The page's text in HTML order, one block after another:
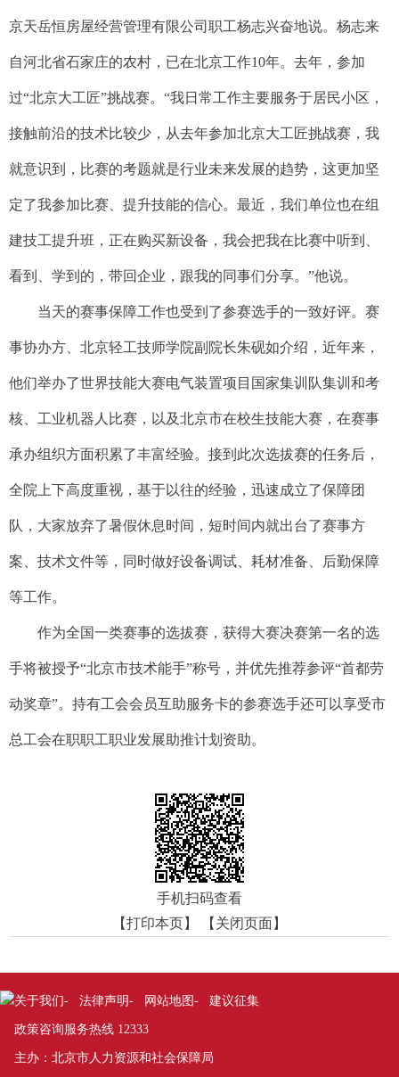
京天岳恒房屋经营管理有限公司职工杨志兴奋地说。杨志来
自河北省石家庄的农村，已在北京工作10年。去年，参加
过“北京大工匠”挑战赛。“我日常工作主要服务于居民小区，
接触前沿的技术比较少，从去年参加北京大工匠挑战赛，我
就意识到，比赛的考题就是行业未来发展的趋势，这更加坚
定了我参加比赛、提升技能的信心。最近，我们单位也在组
建技工提升班，正在购买新设备，我会把我在比赛中听到、
看到、学到的，带回企业，跟我的同事们分享。”他说。
当天的赛事保障工作也受到了参赛选手的一致好评。赛
事协办方、北京轻工技师学院副院长朱砚如介绍，近年来，
他们举办了世界技能大赛电气装置项目国家集训队集训和考
核、工业机器人比赛，以及北京市在校生技能大赛，在赛事
承办组织方面积累了丰富经验。接到此次选拔赛的任务后，
全院上下高度重视，基于以往的经验，迅速成立了保障团
队，大家放弃了暑假休息时间，短时间内就出台了赛事方
案、技术文件等，同时做好设备调试、耗材准备、后勤保障
等工作。
作为全国一类赛事的选拔赛，获得大赛决赛第一名的选
手将被授予“北京市技术能手”称号，并优先推荐参评“首都劳
动奖章”。持有工会会员互助服务卡的参赛选手还可以享受市
总工会在职职工职业发展助推计划资助。
手机扫码查看
【打印本页】
【关闭页面】
关于我们- 法律声明- 网站地图- 建议征集
政策咨询服务热线 12333
主办：北京市人力资源和社会保障局